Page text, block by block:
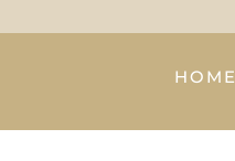
HOME